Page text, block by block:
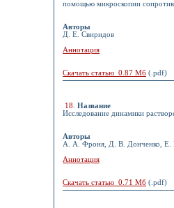
помощью микроскопии
Авторы
Д. Е. Свиридов
Аннотация
Скачать статью 0.87 Мб (.pdf)
18
Название
Исследование динамики
Авторы
А. А. Фроня, Д. В. Донченко, Е.
Аннотация
Скачать статью 0.71 Мб (.pdf)